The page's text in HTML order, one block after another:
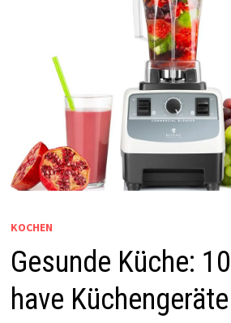
KOCHEN
Gesunde Küche:
have